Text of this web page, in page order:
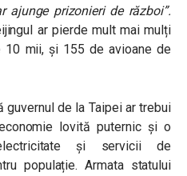
prizonieri de război”.
ar pierde mult mai mulți
10 mii, și 155 de avioane de
guvernul de la Taipei ar trebui
lovită puternic și o
și servicii de
populație. Armata statului